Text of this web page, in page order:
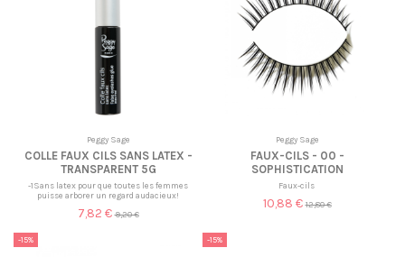
Peggy Sage
COLLE FAUX CILS SANS LATEX -
TRANSPARENT 5G
-1Sans latex pour que toutes les femmes
puisse arborer un regard audacieux!
7,82 € 9,20 €
Peggy Sage
FAUX-CILS - 00 -
SOPHISTICATION
Faux-cils
10,88 € 12,80 €
-15% -15%